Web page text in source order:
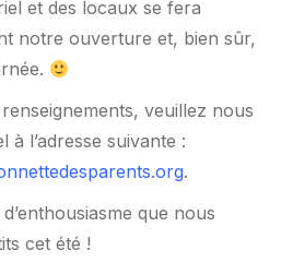
et des locaux se fera
notre ouverture et, bien sûr,
veuillez nous
l’adresse suivante :
.
que nous
cet été !